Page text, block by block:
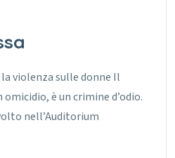
violenza sulle donne Il
è un crimine d’odio.
nell’Auditorium